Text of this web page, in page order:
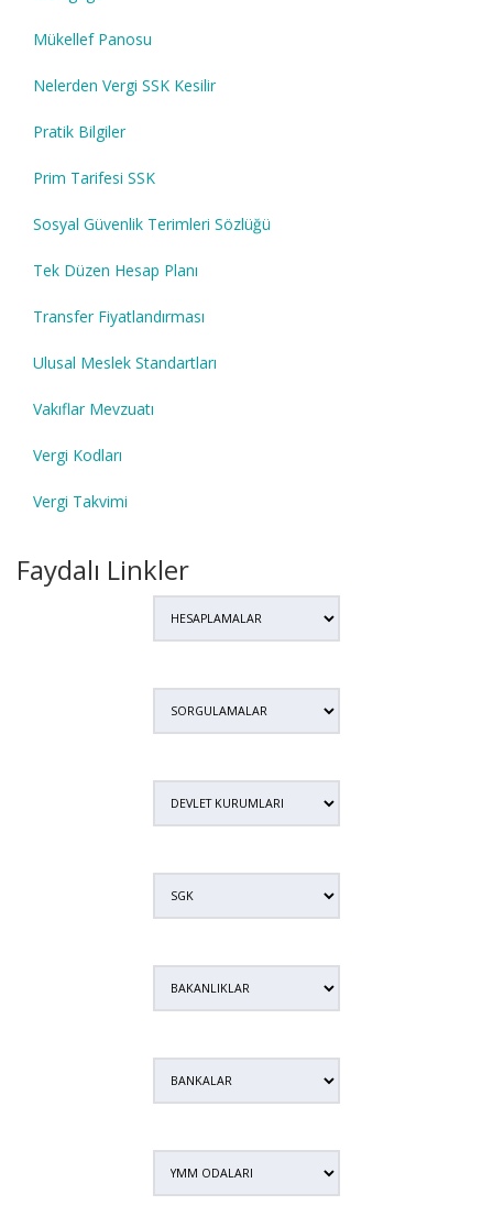
Mükellef Panosu
Nelerden Vergi SSK Kesilir
Pratik Bilgiler
Prim Tarifesi SSK
Sosyal Güvenlik Terimleri Sözlüğü
Tek Düzen Hesap Planı
Transfer Fiyatlandırması
Ulusal Meslek Standartları
Vakıflar Mevzuatı
Vergi Kodları
Vergi Takvimi
Faydalı Linkler